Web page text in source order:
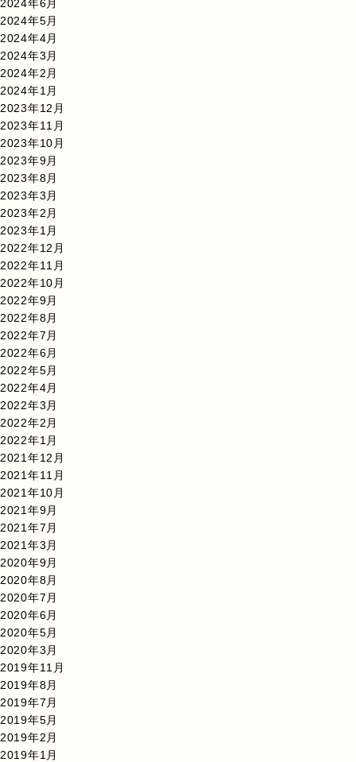
2024年6月
2024年5月
2024年4月
2024年3月
2024年2月
2024年1月
2023年12月
2023年11月
2023年10月
2023年9月
2023年8月
2023年3月
2023年2月
2023年1月
2022年12月
2022年11月
2022年10月
2022年9月
2022年8月
2022年7月
2022年6月
2022年5月
2022年4月
2022年3月
2022年2月
2022年1月
2021年12月
2021年11月
2021年10月
2021年9月
2021年7月
2021年3月
2020年9月
2020年8月
2020年7月
2020年6月
2020年5月
2020年3月
2019年11月
2019年8月
2019年7月
2019年5月
2019年2月
2019年1月